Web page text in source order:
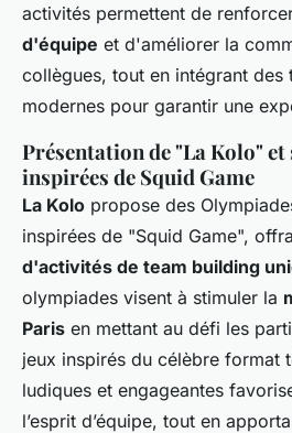
activités permettent de
d'équipe et d'améliorer la
collègues, tout en intégrant des
modernes pour garantir une
Présentation de "La Kolo" et
inspirées de Squid Game
La Kolo propose des
inspirées de "Squid Game",
d'activités de team building
olympiades visent à stimuler la
Paris en mettant au défi les
jeux inspirés du célèbre format
ludiques et engageantes
l’esprit d’équipe, tout en